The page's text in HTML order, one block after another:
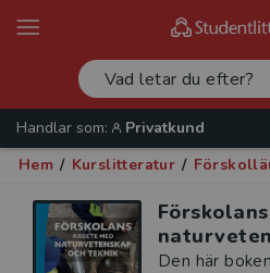
Handlar som:
Privatkund
Hem / Kurslitteratur /
Den här